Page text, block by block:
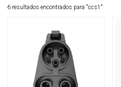
6 resultados encontrados para "ccs1"